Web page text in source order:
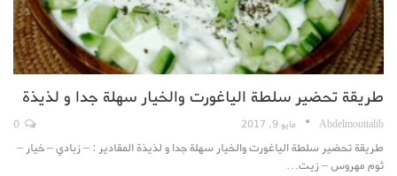
طريقة تحضير سلطة الياغورت والخيار سهلة جدا و لذيذة
Abdelmouttalib مايو 9, 2017
طريقة تحضير سلطة الياغورت والخيار سهلة جدا و لذيذة المقادير : – زبادي – خيار –
ثوم مهروس – زيت…